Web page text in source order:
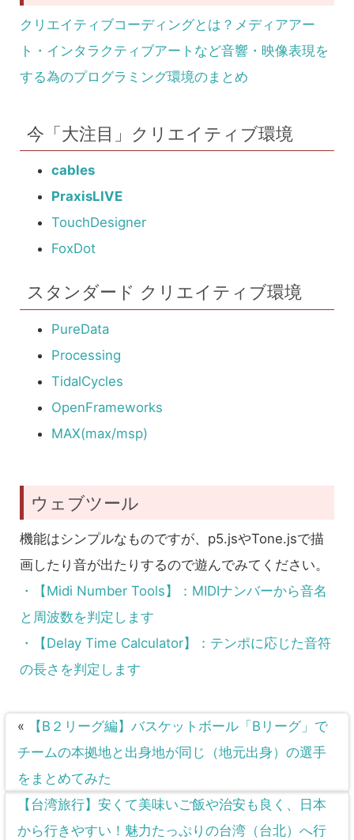
クリエイティブコーディングとは？メディアアー
ト・インタラクティブアートなど音響・映像表現を
する為のプログラミング環境のまとめ
今「大注目」クリエイティブ環境
cables
PraxisLIVE
TouchDesigner
FoxDot
スタンダード クリエイティブ環境
PureData
Processing
TidalCycles
OpenFrameworks
MAX(max/msp)
ウェブツール
機能はシンプルなものですが、p5.jsやTone.jsで描
画したり音が出たりするので遊んでみてください。
・【Midi Number Tools】：MIDIナンバーから音名
と周波数を判定します
・【Delay Time Calculator】：テンポに応じた音符
の長さを判定します
«
【B２リーグ編】バスケットボール「Bリーグ」で
チームの本拠地と出身地が同じ（地元出身）の選手
をまとめてみた
【台湾旅行】安くて美味いご飯や治安も良く、日本
から行きやすい！魅力たっぷりの台湾（台北）へ行